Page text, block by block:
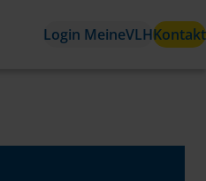
Login MeineVLHKontakt